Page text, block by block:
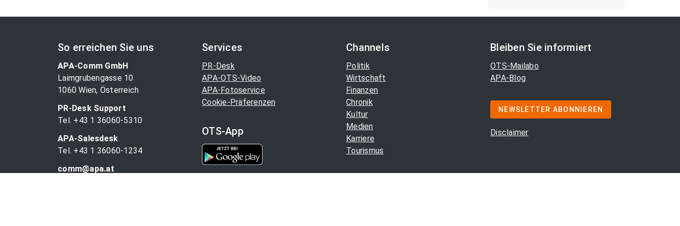
So erreichen Sie uns
APA-Comm GmbH
Laimgrubengasse 10
1060 Wien, Österreich
PR-Desk Support
Tel. +43 1 36060-5310
APA-Salesdesk
Tel. +43 1 36060-1234
comm@apa.at
Services
PR-Desk
APA-OTS-Video
APA-Fotoservice
Cookie-Präferenzen
OTS-App
Channels
Politik
Wirtschaft
Finanzen
Chronik
Kultur
Medien
Karriere
Tourismus
Bleiben Sie informiert
OTS-Mailabo
APA-Blog
NEWSLETTER ABONNIEREN
Disclaimer